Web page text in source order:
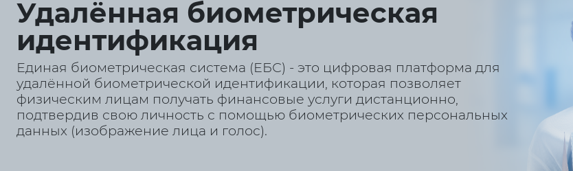
Удалённая биометрическая
идентификация
Единая биометрическая система (ЕБС) - это цифровая платформа для
удалённой биометрической идентификации, которая позволяет
физическим лицам получать финансовые услуги дистанционно,
подтвердив свою личность с помощью биометрических персональных
данных (изображение лица и голос).